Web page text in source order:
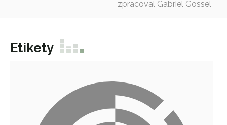
zpracoval Gabriel Gössel
Etikety